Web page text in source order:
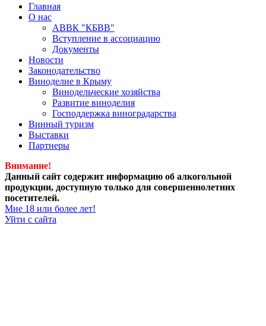
Главная
О нас
АВВК "КБВВ"
Вступление в ассоциацию
Документы
Новости
Законодательство
Виноделие в Крыму
Винодельческие хозяйства
Развитие виноделия
Господдержка виноградарства
Винный туризм
Выставки
Партнеры
Внимание!
Данный сайт содержит информацию об алкогольной
продукции, доступную только для совершеннолетних
посетителей.
Мне 18 или более лет!
Уйти с сайта